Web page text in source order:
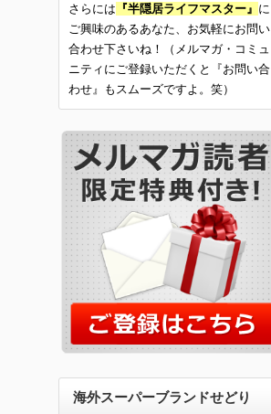
さらには 『半隠居ライフマスター』 に
ご興味のあるあなた、お気軽にお問い
合わせ下さいね！（メルマガ・コミュ
ニティにご登録いただくと『お問い合
わせ』もスムーズですよ。笑）
海外スーパーブランドせどり